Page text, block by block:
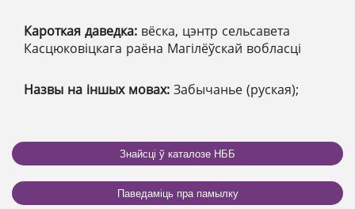
Кароткая даведка: вёска, цэнтр сельсавета
Касцюковіцкага раёна Магілёўскай вобласці
Назвы на іншых мовах: Забычанье (руская);
Знайсці ў каталозе НББ
Паведаміць пра памылку